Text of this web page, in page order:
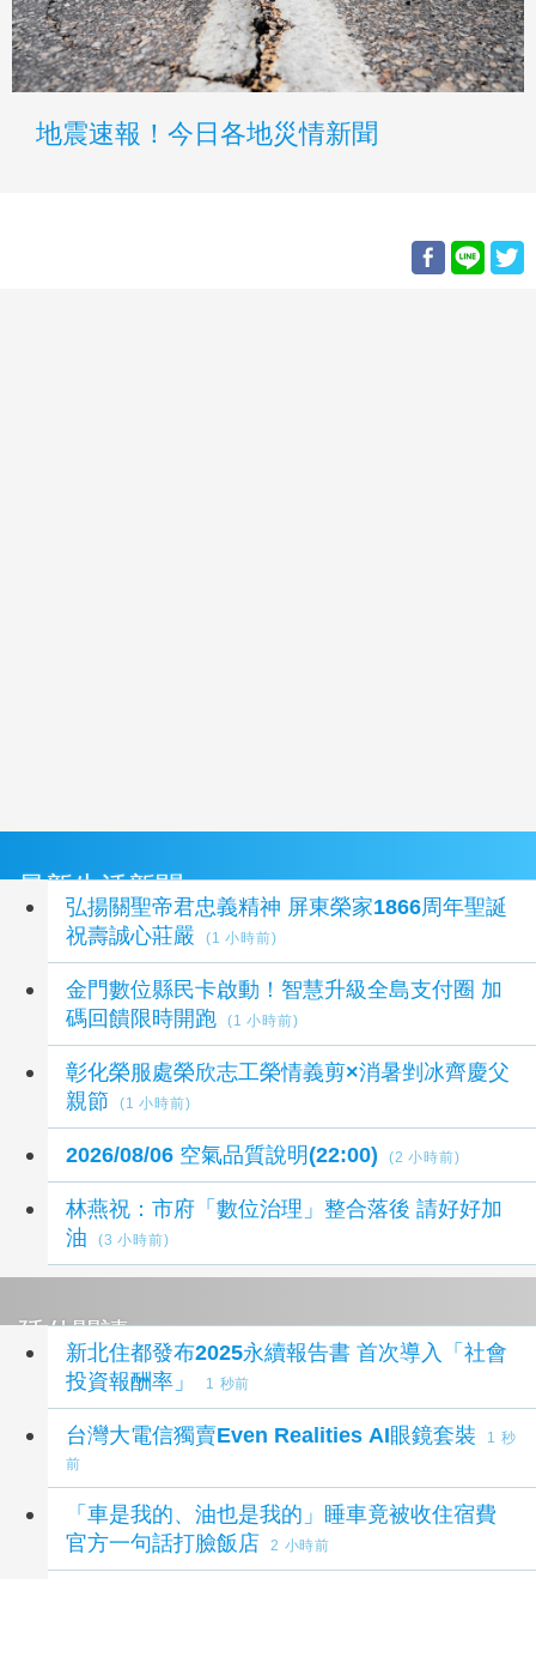
地震速報！今日各地災情新聞
最新生活新聞
弘揚關聖帝君忠義精神 屏東榮家1866周年聖誕
祝壽誠心莊嚴
(1 小時前)
金門數位縣民卡啟動！智慧升級全島支付圈 加
碼回饋限時開跑
(1 小時前)
彰化榮服處榮欣志工榮情義剪×消暑剉冰齊慶父
親節
(1 小時前)
2026/08/06 空氣品質說明(22:00) (2 小時前)
林燕祝：市府「數位治理」整合落後 請好好加
油
(3 小時前)
延伸閱讀
新北住都發布2025永續報告書 首次導入「社會
投資報酬率」
1 秒前
台灣大電信獨賣Even Realities AI眼鏡套裝
1 秒
前
「車是我的、油也是我的」睡車竟被收住宿費
官方一句話打臉飯店
2 小時前